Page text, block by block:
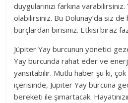
duygularınızı farkına
olabilirsiniz. Bu Dolunay’da siz de
burçlardan birisiniz. Etkisi biraz
Jüpiter Yay burcunun yönetici
Yay burcunda rahat eder ve
yansıtabilir. Mutlu haber şu ki, çok
içerisinde, Jüpiter Yay burcuna
bereketi ile şımartacak.